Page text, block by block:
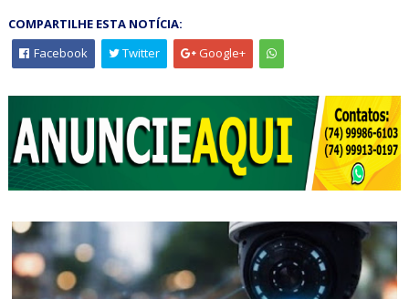
COMPARTILHE ESTA NOTÍCIA:
Facebook
Twitter Google+